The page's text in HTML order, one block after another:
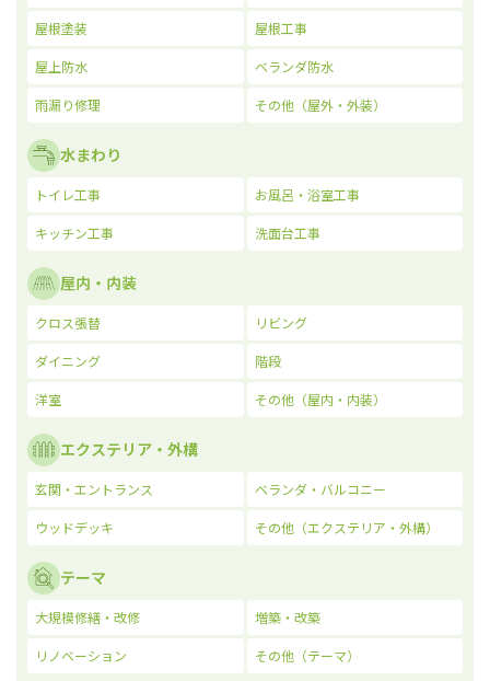
屋根塗装 屋根工事
屋上防水 ベランダ防水
雨漏り修理 その他（屋外・外装）
水まわり
トイレ工事 お風呂・浴室工事
キッチン工事 洗面台工事
屋内・内装
クロス張替 リビング
ダイニング 階段
洋室 その他（屋内・内装）
エクステリア・外構
玄関・エントランス ベランダ・バルコニー
ウッドデッキ その他（エクステリア・外構）
テーマ
大規模修繕・改修 増築・改築
リノベーション その他（テーマ）